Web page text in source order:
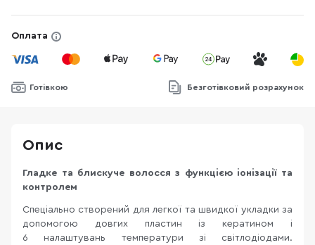
Оплата
Готівкою Безготівковий розрахунок
Опис
Гладке та блискуче волосся з функцією іонізації та
контролем
Спеціально створений для легкої та швидкої укладки за
допомогою довгих пластин із кератином і
6 налаштувань температури зі світлодіодами.